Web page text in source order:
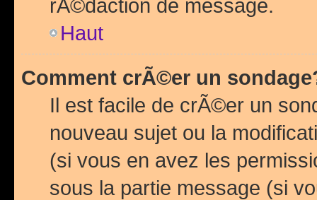
rÃ©daction de message.
Haut
Comment crÃ©er un
Il est facile de crÃ©er un
nouveau sujet ou la
(si vous en avez les
sous la partie message (si